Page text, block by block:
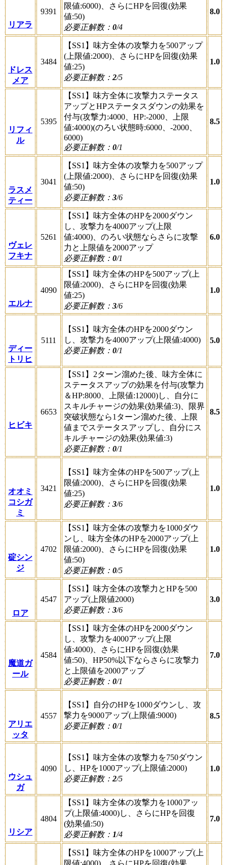
リアラ
9391
限値:6000)、さらにHPを回復(効果
値:50)
必要正解数： 0/4
8.0
ドレス
メア
3484
【SS1】味方全体の攻撃力を500アップ
(上限値:2000)、さらにHPを回復(効果
値:25)
必要正解数： 2/5
1.0
リフィ
ル
5395
【SS1】味方全体に攻撃力ステータス
アップとHPステータスダウンの効果を
付与(攻撃力:4000、HP:-2000、上限
値:4000)(のろい状態時:6000、-2000、
6000)
必要正解数： 0/1
8.5
ラスメ
ティー
3041
【SS1】味方全体の攻撃力を500アップ
(上限値:2000)、さらにHPを回復(効果
値:50)
必要正解数： 3/6
1.0
ヴェレ
フキナ
5261
【SS1】味方全体のHPを2000ダウン
し、攻撃力を4000アップ(上限
値:4000)、のろい状態ならさらに攻撃
力と上限値を2000アップ
必要正解数： 0/1
6.0
エルナ
4090
【SS1】味方全体のHPを500アップ(上
限値:2000)、さらにHPを回復(効果
値:25)
必要正解数： 3/6
1.0
ディー
トリヒ
5111
【SS1】味方全体のHPを2000ダウン
し、攻撃力を4000アップ(上限値:4000)
必要正解数： 0/1
5.0
ヒビキ
6653
【SS1】2ターン溜めた後、味方全体に
ステータスアップの効果を付与(攻撃力
＆HP:8000、上限値:12000)し、自分に
スキルチャージの効果(効果値:3)、限界
突破状態なら1ターン溜めた後、上限
値までステータスアップし、自分にス
キルチャージの効果(効果値:3)
必要正解数： 0/1
8.5
オオミ
コシガ
ミ
3421
【SS1】味方全体のHPを500アップ(上
限値:2000)、さらにHPを回復(効果
値:25)
必要正解数： 3/6
1.0
碇シン
ジ
4702
【SS1】味方全体の攻撃力を1000ダウ
ンし、味方全体のHPを2000アップ(上
限値:2000)、さらにHPを回復(効果
値:50)
必要正解数： 0/5
1.0
ロア
4547
【SS1】味方全体の攻撃力とHPを500
アップ(上限値2000)
必要正解数： 3/6
3.0
魔道ガ
ール
4584
【SS1】味方全体のHPを2000ダウン
し、攻撃力を4000アップ(上限
値:4000)、さらにHPを回復(効果
値:50)、HP50%以下ならさらに攻撃力
と上限値を2000アップ
必要正解数： 0/1
7.0
アリエ
ッタ
4557
【SS1】自分のHPを1000ダウンし、攻
撃力を9000アップ(上限値:9000)
必要正解数： 0/1
8.5
ウシュ
ガ
4090
【SS1】味方全体の攻撃力を750ダウン
し、HPを1000アップ(上限値:2000)
必要正解数： 2/5
1.0
リシア
4804
【SS1】味方全体の攻撃力を1000アッ
プ(上限値:4000)し、さらにHPを回復
(効果値:50)
必要正解数： 1/4
7.0
【SS1】味方全体のHPを1000アップ(上
限値:4000)、さらにHPを回復(効果